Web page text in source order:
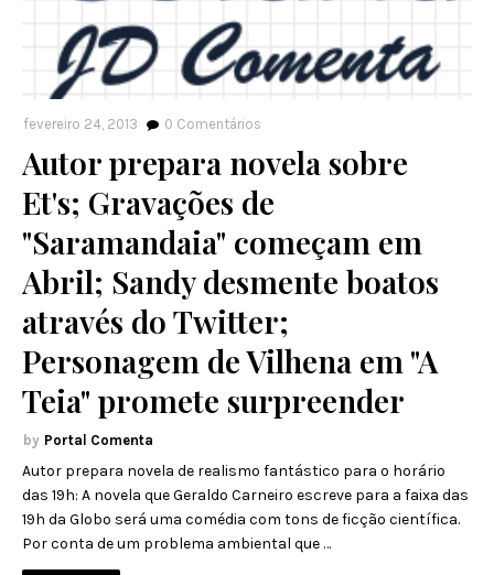
fevereiro 24, 2013 0 Comentários
Autor prepara novela sobre
Et's; Gravações de
"Saramandaia" começam em
Abril; Sandy desmente boatos
através do Twitter;
Personagem de Vilhena em "A
Teia" promete surpreender
Portal Comenta
Autor prepara novela de realismo fantástico para o horário
das 19h: A novela que Geraldo Carneiro escreve para a faixa das
19h da Globo será uma comédia com tons de ficção científica.
Por conta de um problema ambiental que …